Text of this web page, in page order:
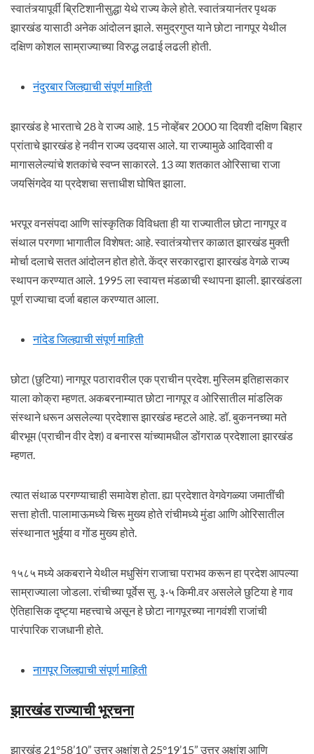
स्वातंत्र्यापूर्वी ब्रिटिशानीसुद्धा येथे राज्य केले होते. स्वातंत्र्यानंतर पृथक
झारखंड यासाठी अनेक आंदोलन झाले. समुद्रगुप्त याने छोटा नागपूर येथील
दक्षिण कोशल साम्राज्याच्या विरुद्ध लढाई लढली होती.
नंदुरबार जिल्ह्याची संपूर्ण माहिती
झारखंड हे भारताचे 28 वे राज्य आहे. 15 नोव्हेंबर 2000 या दिवशी दक्षिण बिहार
प्रां‍ताचे झारखंड हे नवीन राज्य उदयास आले. या राज्यामुळे आदिवासी व
मागासलेल्यांचे शतकांचे स्वप्न साकारले. 13 व्या शतकात ओरिसाचा राजा
जयसिंगदेव या प्रदेशचा सत्ताधीश घोषित झाला.
भरपूर वनसंपदा आणि सांस्कृतिक विविधता ही या राज्यातील छोटा नागपूर व
संथाल परगणा भागातील विशेषत: आहे. स्वातंत्र्योत्तर काळात झारखंड मुक्‍ती
मोर्चा दलाचे सतत आंदोलन होत होते. केंद्र सरकारद्वारा झारखंड वेगळे राज्य
स्थापन करण्यात आले. 1995 ला स्वायत्त मंडळाची स्थापना झाली. झारखंडला
पूर्ण राज्याचा दर्जा बहाल करण्यात आला.
नांदेड जिल्ह्याची संपूर्ण माहिती
छोटा (छुटिया) नागपूर पठारावरील एक प्राचीन प्रदेश. मुस्लिम इतिहासकार
याला कोक्रा म्हणत. अकबरनाम्यात छोटा नागपूर व ओरिसातील मांडलिक
संस्थाने धरून असलेल्या प्रदेशास झारखंड म्हटले आहे. डॉ. बुकननच्या मते
बीरभूम (प्राचीन वीर देश) व बनारस यांच्यामधील डोंगराळ प्रदेशाला झारखंड
म्हणत.
त्यात संथाळ परगण्याचाही समावेश होता. ह्या प्रदेशात वेगवेगळ्या जमातींची
सत्ता होती. पालामाऊमध्ये चिरू मुख्य होते रांचीमध्ये मुंडा आणि ओरिसातील
संस्थानात भुईया व गोंड मुख्य होते.
१५८५ मध्ये अकबराने येथील मधुसिंग राजाचा पराभव करून हा प्रदेश आपल्या
साम्राज्याला जोडला. रांचीच्या पूर्वेस सु. ३·५ किमी.वर असलेले छुटिया हे गाव
ऐतिहासिक दृष्ट्या महत्त्वाचे असून हे छोटा नागपूरच्या नागवंशी राजांची
पारंपारिक राजधानी होते.
नागपूर जिल्ह्याची संपूर्ण माहिती
झारखंड राज्याची भूरचना
झारखंड 21°58’10” उत्तर अक्षांश ते 25°19’15” उत्तर अक्षांश आणि